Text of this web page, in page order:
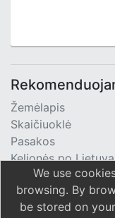
Žemėlapis
Skaičiuoklė
Pasakos
Kelionės po Lietuvą
TV Programa
We use
browsing. By
be stored on